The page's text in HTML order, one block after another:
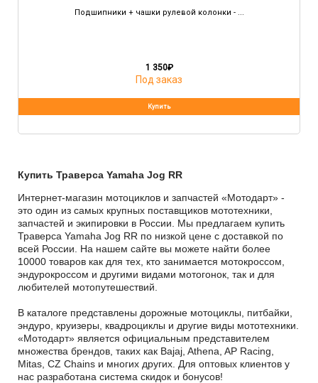
Подшипники + чашки рулевой колонки - ...
1 350₽
Под заказ
Купить Траверса Yamaha Jog RR
Интернет-магазин мотоциклов и запчастей «Мотодарт» -
это один из самых крупных поставщиков мототехники,
запчастей и экипировки в России. Мы предлагаем купить
Траверса Yamaha Jog RR по низкой цене с доставкой по
всей России. На нашем сайте вы можете найти более
10000 товаров как для тех, кто занимается мотокроссом,
эндурокроссом и другими видами мотогонок, так и для
любителей мотопутешествий.
В каталоге представлены дорожные мотоциклы, питбайки,
эндуро, круизеры, квадроциклы и другие виды мототехники.
«Мотодарт» является официальным представителем
множества брендов, таких как Bajaj, Athena, AP Racing,
Mitas, CZ Chains и многих других. Для оптовых клиентов у
нас разработана система скидок и бонусов!